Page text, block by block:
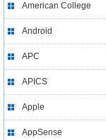
American College
Android
APC
APICS
Apple
AppSense